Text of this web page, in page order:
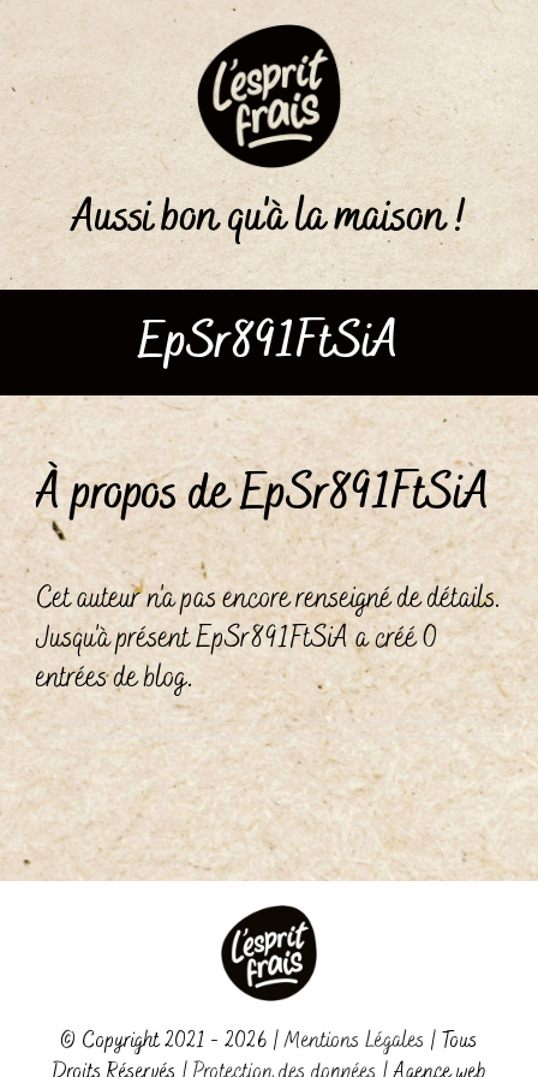
Passer
au
contenu
Aussi bon qu'à la maison !
EpSr891FtSiA
À propos de EpSr891FtSiA
Cet auteur n'a pas encore renseigné de détails.
Jusqu'à présent EpSr891FtSiA a créé 0
entrées de blog.
© Copyright 2021 - 2026 |Mentions Légales | Tous